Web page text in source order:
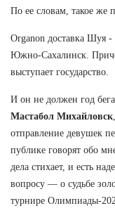
По ее словам, такое же
Organon доставка Шуя -
Южно-Сахалинск.
выступает государство.
И он не должен год
Мастабол Михайловск
отправление девушек
публике говорят обо
дела стихает, и есть
вопросу — о судьбе
турнире Олимпиады-